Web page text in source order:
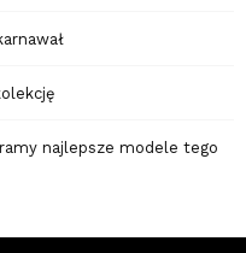
najlepsze modele tego